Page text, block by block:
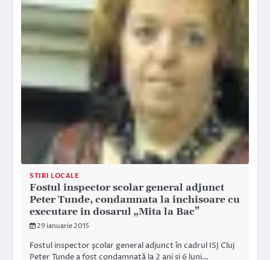
STIRI LOCALE
Fostul inspector scolar general adjunct
Peter Tunde, condamnata la inchisoare cu
executare in dosarul „Mita la Bac”
29 ianuarie 2015
Fostul inspector şcolar general adjunct în cadrul ISJ Cluj
Peter Tunde a fost condamnată la 2 ani și 6 luni…